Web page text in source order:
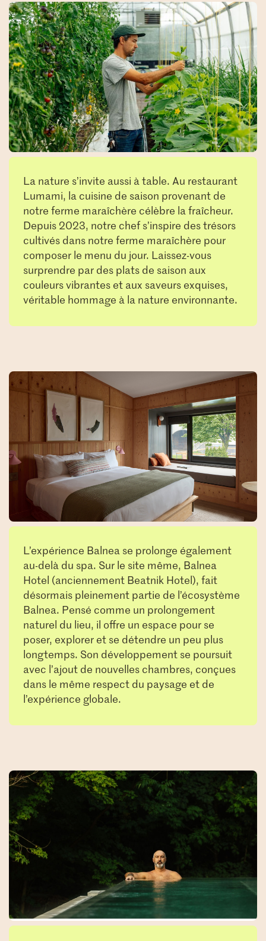
La nature s’invite aussi à table. Au restaurant
Lumami, la cuisine de saison provenant de
notre ferme maraîchère célèbre la fraîcheur.
Depuis 2023, notre chef s’inspire des trésors
cultivés dans notre ferme maraîchère pour
composer le menu du jour. Laissez-vous
surprendre par des plats de saison aux
couleurs vibrantes et aux saveurs exquises,
véritable hommage à la nature environnante.
L’expérience Balnea se prolonge également
au-delà du spa. Sur le site même, Balnea
Hotel (anciennement Beatnik Hotel), fait
désormais pleinement partie de l’écosystème
Balnea. Pensé comme un prolongement
naturel du lieu, il offre un espace pour se
poser, explorer et se détendre un peu plus
longtemps. Son développement se poursuit
avec l’ajout de nouvelles chambres, conçues
dans le même respect du paysage et de
l’expérience globale.